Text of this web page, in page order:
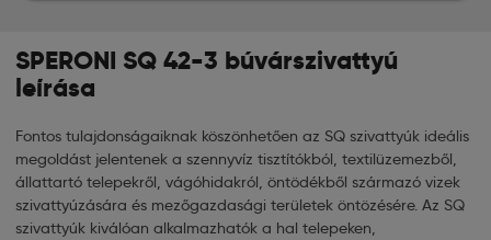
SPERONI SQ 42-3 búvárszivattyú
leírása
Fontos tulajdonságaiknak köszönhetően az SQ szivattyúk ideális
megoldást jelentenek a szennyvíz tisztítókból, textilüzemezből,
állattartó telepekről, vágóhidakról, öntödékből származó vizek
szivattyúzására és mezőgazdasági területek öntözésére. Az SQ
szivattyúk kiválóan alkalmazhatók a hal telepeken,